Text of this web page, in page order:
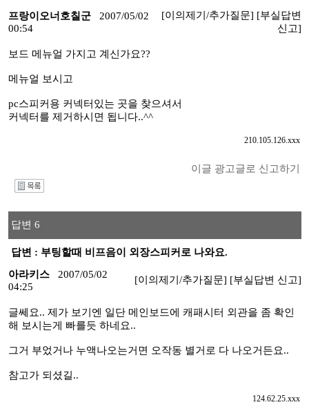
프랑이오너호칠군
2007/05/02
00:54
[이의제기/추가질문] [부실답변
신고]
보드 메뉴얼 가지고 계신가요??
메뉴얼 보시고
pc스피커용 커넥터있는 곳을 찾으셔서
커넥터를 제거하시면 됩니다..^^
210.105.126.xxx
이글 광고글로 신고하기
답변 6
답변 : 부팅할때 비프음이 외장스피커로 나와요.
아라키스
2007/05/02
04:25
[이의제기/추가질문] [부실답변 신고]
글쎄요.. 제가 보기엔 일단 메인보드에 캐패시터 외관을 좀 확인
해 보시는게 빠를듯 하네요..
그거 부었거나 누액나오는거면 오작동 별거로 다 나오거든요..
참고가 되셨길..
124.62.25.xxx